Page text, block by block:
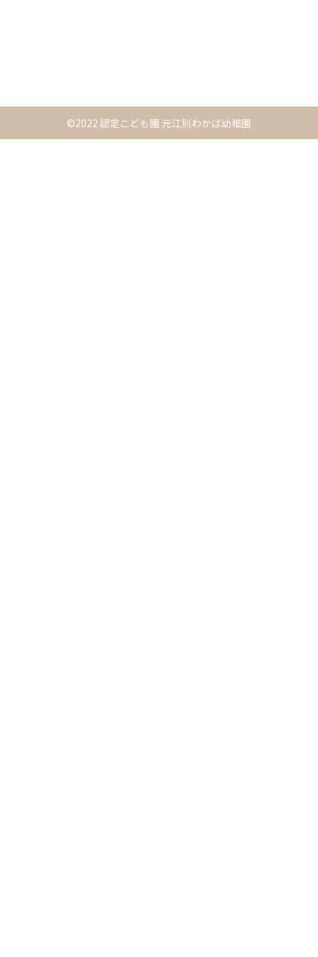
©2022 認定こども園 元江別わかば幼稚園